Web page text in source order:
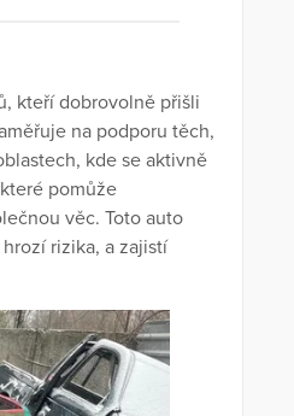
kteří dobrovolně přišli
na podporu těch,
kde se aktivně
pomůže
věc. Toto auto
rizika, a zajistí